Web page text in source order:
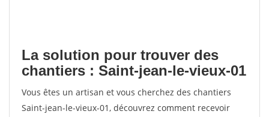
La solution pour trouver des
chantiers : Saint-jean-le-vieux-01
Vous êtes un artisan et vous cherchez des chantiers
Saint-jean-le-vieux-01, découvrez comment recevoir